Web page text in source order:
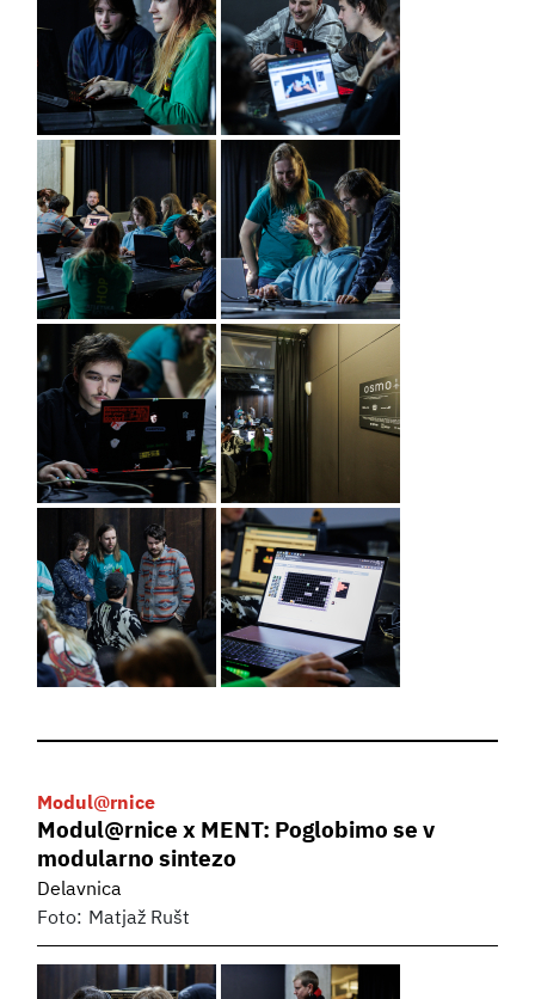
Modul@rnice
Modul@rnice x MENT: Poglobimo se v
modularno sintezo
Delavnica
Foto: Matjaž Rušt